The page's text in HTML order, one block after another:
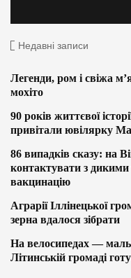
Недавні записи
Легенди, ром і свіжа
мохіто
90 років життєвої
привітали ювілярку
86 випадків сказу: на
контактувати з
вакцинацію
Аграрії Іллінецької
зерна вдалося зібрати
На велосипедах —
Літинській громаді